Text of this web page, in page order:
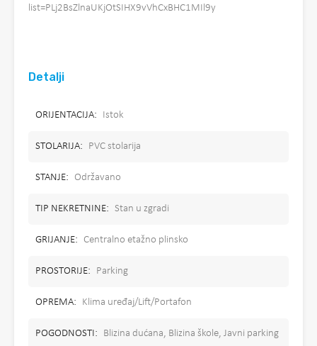
list=PLj2BsZlnaUKjOtSIHX9vVhCxBHC1MIl9y
Detalji
ORIJENTACIJA: Istok
STOLARIJA: PVC stolarija
STANJE: Održavano
TIP NEKRETNINE: Stan u zgradi
GRIJANJE: Centralno etažno plinsko
PROSTORIJE: Parking
OPREMA: Klima uređaj/Lift/Portafon
POGODNOSTI: Blizina dućana, Blizina škole, Javni parking